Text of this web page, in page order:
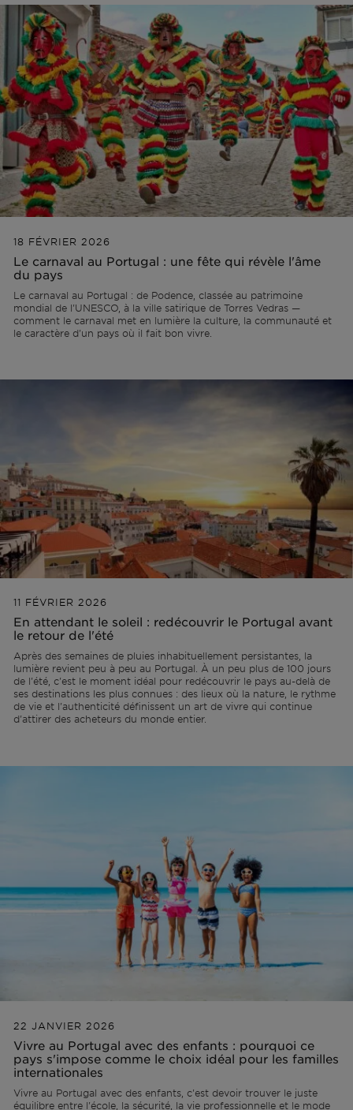
18 FÉVRIER 2026
Le carnaval au Portugal : une fête qui révèle l'âme
du pays
Le carnaval au Portugal : de Podence, classée au patrimoine
mondial de l'UNESCO, à la ville satirique de Torres Vedras —
comment le carnaval met en lumière la culture, la communauté et
le caractère d'un pays où il fait bon vivre.
11 FÉVRIER 2026
En attendant le soleil : redécouvrir le Portugal avant
le retour de l'été
Après des semaines de pluies inhabituellement persistantes, la
lumière revient peu à peu au Portugal. À un peu plus de 100 jours
de l'été, c'est le moment idéal pour redécouvrir le pays au-delà de
ses destinations les plus connues : des lieux où la nature, le rythme
de vie et l'authenticité définissent un art de vivre qui continue
d'attirer des acheteurs du monde entier.
22 JANVIER 2026
Vivre au Portugal avec des enfants : pourquoi ce
pays s'impose comme le choix idéal pour les familles
internationales
Vivre au Portugal avec des enfants, c'est devoir trouver le juste
équilibre entre l'école, la sécurité, la vie professionnelle et le mode
Lisbonne
Cascais
Comporta
Algarve
Porto
Ibiza
Sintra
Hors marché
Permis AL
Remettre à neuf
Développer
Tous les investissements
Foire aux questions
Portugal
Ibiza
L'équipe
Articles
Vidéos
EN
PT
ES